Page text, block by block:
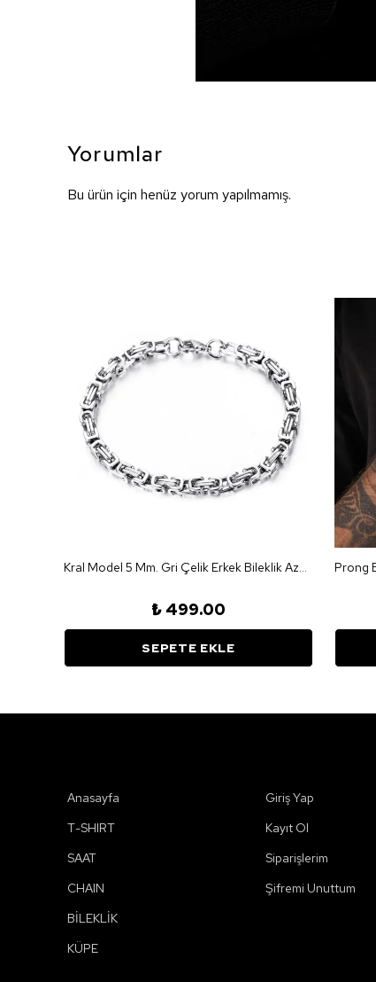
Yorumlar
Bu ürün için henüz yorum yapılmamış.
Kral Model 5 Mm. Gri Çelik Erkek Bileklik Az68-5slv
₺ 499.00
SEPETE EKLE
Anasayfa
T-SHIRT
SAAT
CHAIN
BİLEKLİK
KÜPE
Giriş Yap
Kayıt Ol
Siparişlerim
Şifremi Unuttum